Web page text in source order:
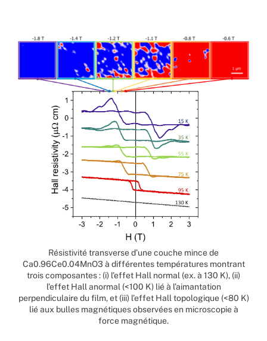
Résistivité transverse d’une couche mince de
Ca0.96Ce0.04MnO3 à différentes températures montrant
trois composantes : (i) l’effet Hall normal (ex. à 130 K), (ii)
l’effet Hall anormal (<100 K) lié à l’aimantation
perpendiculaire du film, et (iii) l’effet Hall topologique (<80 K)
lié aux bulles magnétiques observées en microscopie à
force magnétique.